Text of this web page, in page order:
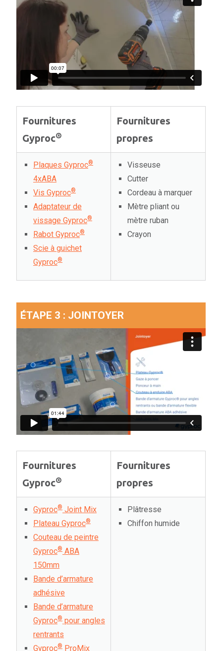
Fournitures
Gyproc®
Fournitures
propres
Plaques Gyproc®
4xABA
Vis Gyproc®
Adaptateur de
vissage Gyproc®
Rabot Gyproc®
Scie à guichet
Gyproc®
Visseuse
Cutter
Cordeau à marquer
Mètre pliant ou
mètre ruban
Crayon
ÉTAPE 3 : JOINTOYER
Fournitures
Gyproc®
Fournitures
propres
Gyproc® Joint Mix
Plateau Gyproc®
Couteau de peintre
Gyproc® ABA
150mm
Bande d’armature
adhésive
Bande d’armature
Gyproc® pour angles
rentrants
Gyproc® ProMix
Plâtresse
Chiffon humide